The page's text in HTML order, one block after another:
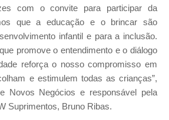
com o convite para participar da
que a educação e o brincar são
infantil e para a inclusão.
promove o entendimento e o diálogo
reforça o nosso compromisso em
e estimulem todas as crianças”,
Novos Negócios e responsável pela
Suprimentos, Bruno Ribas.